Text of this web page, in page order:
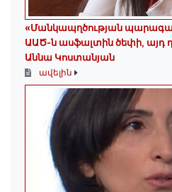
«Մանկապղծության
ԱԱԾ-ն ասֆալտին ծեփի, այդ
Աննա Կոստանյան
ավելին